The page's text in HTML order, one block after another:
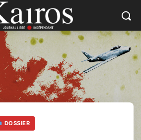
DOSSIER